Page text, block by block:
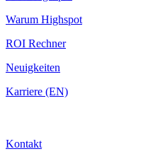
Warum Highspot
ROI Rechner
Neuigkeiten
Karriere (EN)
Kontakt